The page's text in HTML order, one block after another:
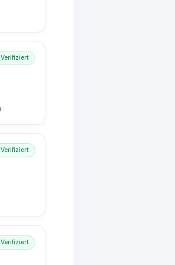
Verifiziert
Verifiziert
Verifiziert